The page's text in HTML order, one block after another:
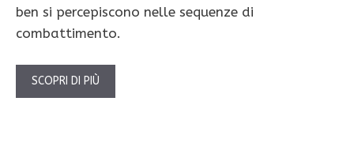
ben si percepiscono nelle sequenze di
combattimento.
SCOPRI DI PIÙ